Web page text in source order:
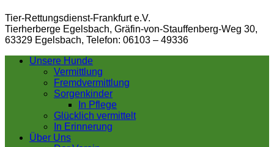
Tier-Rettungsdienst-Frankfurt e.V.
Tierherberge Egelsbach, Gräfin-von-Stauffenberg-Weg 30,
63329 Egelsbach, Telefon: 06103 – 49336
Unsere Hunde
Vermittlung
Fremdvermittlung
Sorgenkinder
In Pflege
Glücklich vermittelt
In Erinnerung
Über Uns